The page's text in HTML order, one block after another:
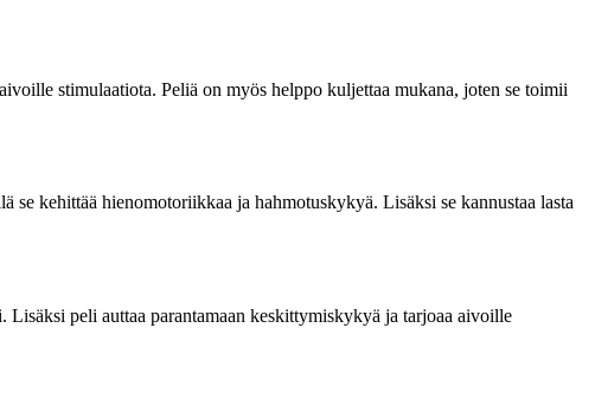
stimulaatiota. Peliä on myös helppo kuljettaa mukana, joten se toimii
kehittää hienomotoriikkaa ja hahmotuskykyä. Lisäksi se kannustaa lasta
peli auttaa parantamaan keskittymiskykyä ja tarjoaa aivoille